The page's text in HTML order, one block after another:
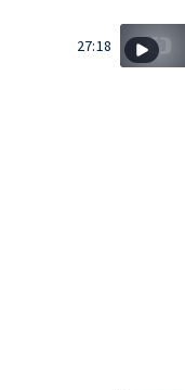
27:18